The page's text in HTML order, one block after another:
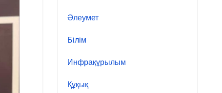
Әлеумет
Білім
Инфрақұрылым
Құқық